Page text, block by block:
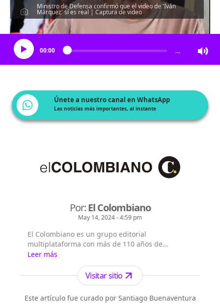
Ministro de Defensa confirmó que el video de 'Iván
Márquez' sí es real | Captura de video
Escucha el artículo
00:00 …
Únete a nuestro canal en WhatsApp
Las noticias más importantes, al instante
Por:El Colombiano
May 14, 2024 - 4:59 pm
El Colombiano es un grupo editorial
multiplataforma con más de 110 años de
existencia. Nació en la ciudad de Medellín en
Antioquia. Fundado el 6 de febrero de 1912 por
Francisco de Paula Pérez, se ha especializado en
la investigación y generación de contenidos
periodísticos para diferentes plataformas en las
que provee a las audiencias de piezas mult...
Leer más
Visitar sitio
Este artículo fue curado por Santiago Buenaventura